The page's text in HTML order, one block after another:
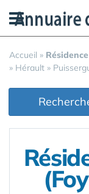
Accueil »
» Hérault »